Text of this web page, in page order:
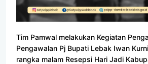
Tim Pamwal melakukan Kegiatan
Pengawalan Pj Bupati Lebak Iwan
rangka malam Resepsi Hari Jadi